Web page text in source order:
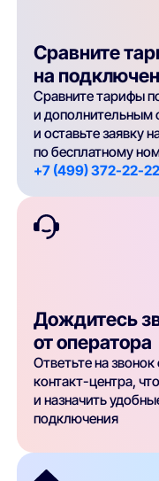
Сравните
на
Сравните тарифы
и дополнительным
и оставьте заявку
по бесплатному
+7 (499) 372-22-22
Дождитесь
от оператора
Ответьте на
контакт-центра,
и назначить
подключения